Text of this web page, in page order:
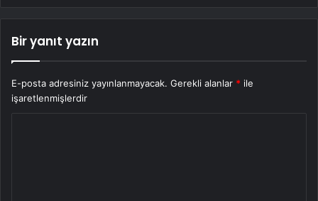
Bir yanıt yazın
E-posta adresiniz yayınlanmayacak. Gerekli alanlar * ile
işaretlenmişlerdir